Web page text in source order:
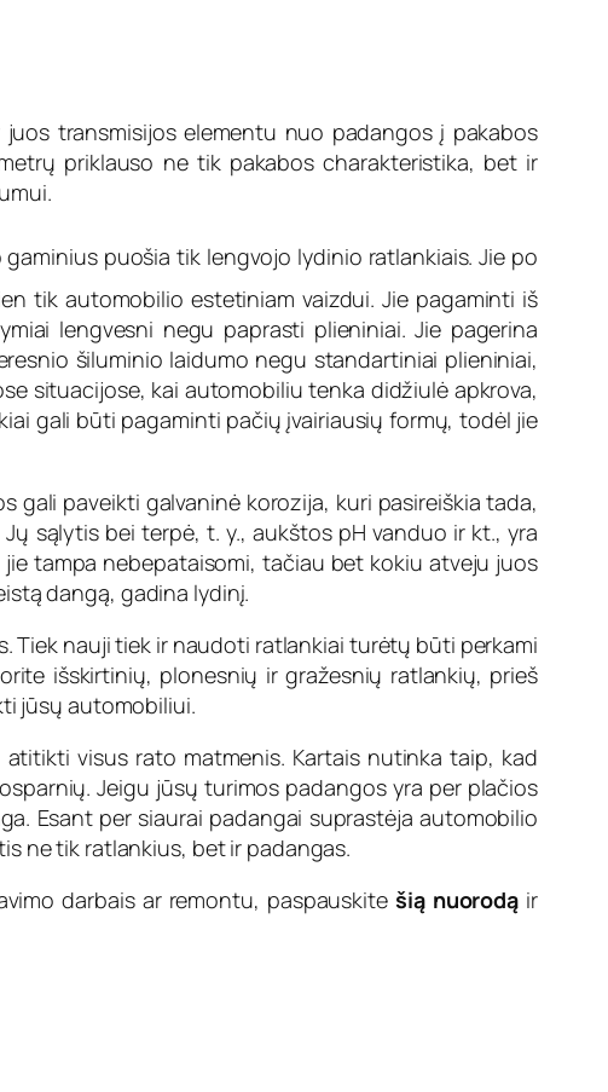
juos transmisijos elementu nuo padangos į pakabos
priklauso ne tik pakabos charakteristika, bet ir
puošia tik lengvojo lydinio ratlankiais. Jie po
tik automobilio estetiniam vaizdui. Jie pagaminti iš
lengvesni negu paprasti plieniniai. Jie pagerina
šiluminio laidumo negu standartiniai plieniniai,
situacijose, kai automobiliu tenka didžiulė apkrova,
gali būti pagaminti pačių įvairiausių formų, todėl jie
gali paveikti galvaninė korozija, kuri pasireiškia tada,
sąlytis bei terpė, t. y., aukštos pH vanduo ir kt., yra
tampa nebepataisomi, tačiau bet kokiu atveju juos
dangą, gadina lydinį.
Tiek nauji tiek ir naudoti ratlankiai turėtų būti perkami
išskirtinių, plonesnių ir gražesnių ratlankių, prieš
jūsų automobiliui.
visus rato matmenis. Kartais nutinka taip, kad
Jeigu jūsų turimos padangos yra per plačios
Esant per siaurai padangai suprastėja automobilio
ne tik ratlankius, bet ir padangas.
darbais ar remontu, paspauskite šią nuorodą ir